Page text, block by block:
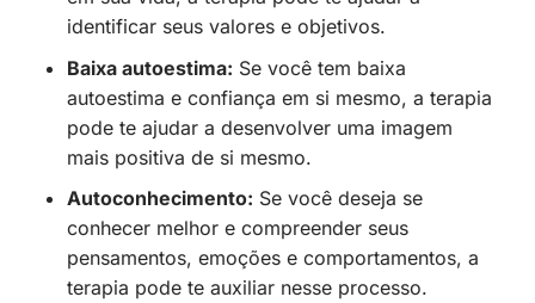
identificar seus valores e objetivos.
Baixa autoestima: Se você tem baixa
autoestima e confiança em si mesmo, a terapia
pode te ajudar a desenvolver uma imagem
mais positiva de si mesmo.
Autoconhecimento: Se você deseja se
conhecer melhor e compreender seus
pensamentos, emoções e comportamentos, a
terapia pode te auxiliar nesse processo.